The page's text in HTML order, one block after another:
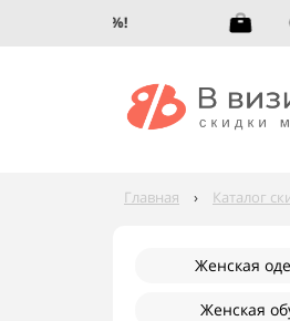
Главная › Каталог
Женская
Женская